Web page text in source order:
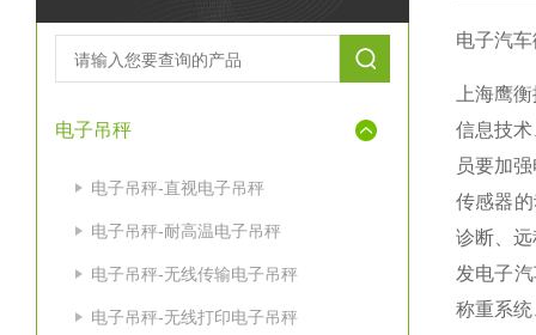
电子吊秤
电子吊秤-直视电子吊秤
电子吊秤-耐高温电子吊秤
电子吊秤-无线传输电子吊秤
电子吊秤-无线打印电子吊秤
电子汽
上海鹰
信息技
员要加
传感器
诊断、
发电子
称重系